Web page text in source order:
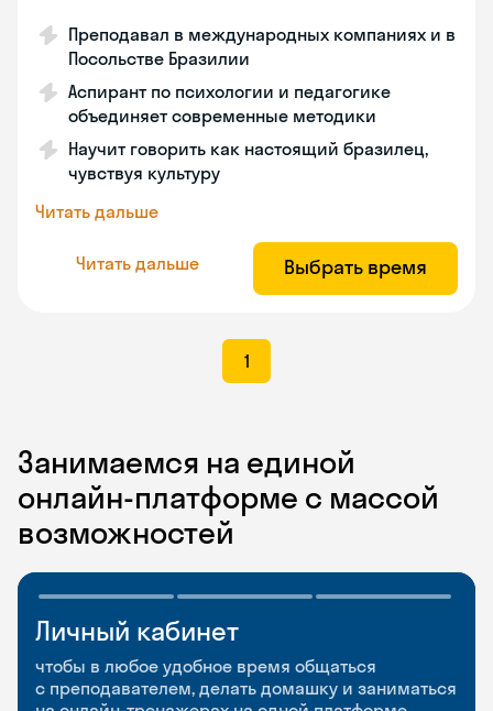
Преподавал в международных компаниях и в
Посольстве Бразилии
Аспирант по психологии и педагогике
объединяет современные методики
Научит говорить как настоящий бразилец,
чувствуя культуру
Читать дальше
Читать дальше Выбрать время
1
Занимаемся на единой
онлайн-платформе с массой
возможностей
Личный кабинет
чтобы в любое удобное время общаться
с преподавателем, делать домашку и заниматься
Мобильное
приложение
чтобы заниматься и изучать новые слова где
Разговорные клубы
и Talks
Групповые занятия для разговорной практики